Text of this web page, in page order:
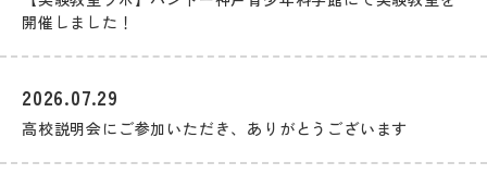
開催しました！
2026.07.29
高校説明会にご参加いただき、ありがとうございます